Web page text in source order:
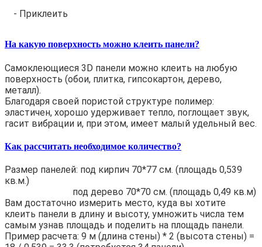
- Приклеить
На какую поверхность можно клеить панели?
Самоклеющиеся 3D панели можно клеить на любую
поверхность (обои, плитка, гипсокартон, дерево,
металл).
Благодаря своей пористой структуре полимер:
эластичен, хорошо удерживает тепло, поглощает звук,
гасит вибрации и, при этом, имеет малый удельный вес.
Как рассчитать необходимое количество?
Размер панелей: под кирпич 70*77 см. (площадь 0,539
кв.м.)
под дерево 70*70 см. (площадь 0,49 кв.м)
Вам достаточно измерить место, куда вы хотите
клеить панели в длину и высоту, умножить числа тем
самым узнав площадь и поделить на площадь панели.
Пример расчета: 9 м (длина стены) * 2 (высота стены) =